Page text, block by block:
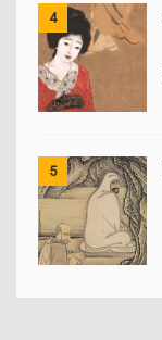
4
5